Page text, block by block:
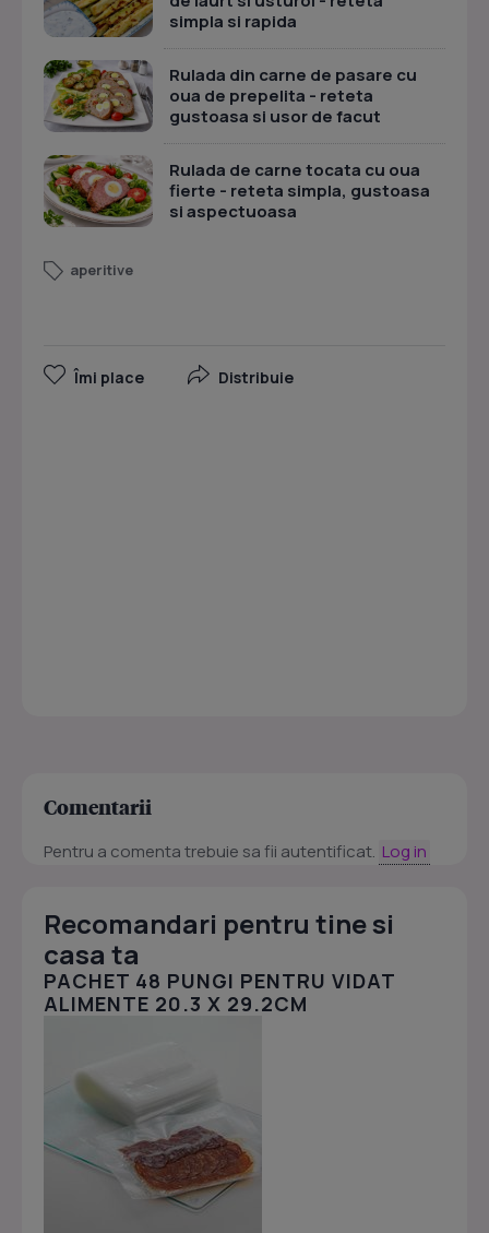
simpla si rapida
Rulada din carne de pasare cu
oua de prepelita - reteta
gustoasa si usor de facut
Rulada de carne tocata cu oua
fierte - reteta simpla, gustoasa
si aspectuoasa
aperitive
Îmi place Distribuie
Comentarii
Pentru a comenta trebuie sa fii autentificat. Log in
Recomandari pentru tine si
casa ta
PACHET 48 PUNGI PENTRU VIDAT
ALIMENTE 20.3 X 29.2CM